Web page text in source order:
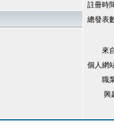
註冊時
總發表
來
個人網
職
興